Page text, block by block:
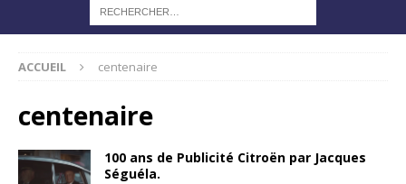
ACCUEIL centenaire
centenaire
100 ans de Publicité Citroën par Jacques
Séguéla.